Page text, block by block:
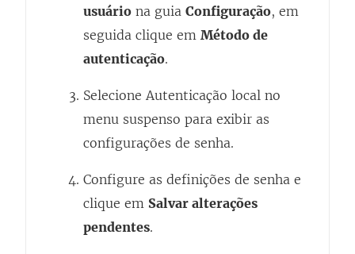
usuário na guia Configuração, em
seguida clique em Método de
autenticação.
Selecione Autenticação local no
menu suspenso para exibir as
configurações de senha.
Configure as definições de senha e
clique em Salvar alterações
pendentes.